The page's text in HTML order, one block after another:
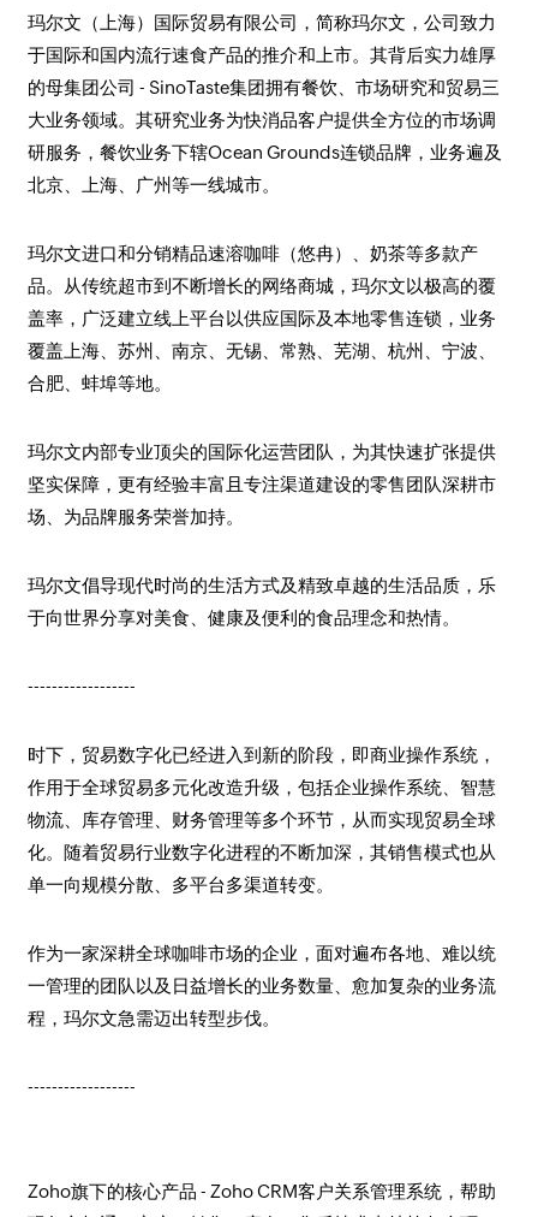
玛尔文（上海）国际贸易有限公司，简称玛尔文，公司致力
于国际和国内流行速食产品的推介和上市。其背后实力雄厚
的母集团公司 - SinoTaste集团拥有餐饮、市场研究和贸易三
大业务领域。其研究业务为快消品客户提供全方位的市场调
研服务，餐饮业务下辖Ocean Grounds连锁品牌，业务遍及
北京、上海、广州等一线城市。
玛尔文进口和分销精品速溶咖啡（悠冉）、奶茶等多款产
品。从传统超市到不断增长的网络商城，玛尔文以极高的覆
盖率，广泛建立线上平台以供应国际及本地零售连锁，业务
覆盖上海、苏州、南京、无锡、常熟、芜湖、杭州、宁波、
合肥、蚌埠等地。
玛尔文内部专业顶尖的国际化运营团队，为其快速扩张提供
坚实保障，更有经验丰富且专注渠道建设的零售团队深耕市
场、为品牌服务荣誉加持。
玛尔文倡导现代时尚的生活方式及精致卓越的生活品质，乐
于向世界分享对美食、健康及便利的食品理念和热情。
------------------
时下，贸易数字化已经进入到新的阶段，即商业操作系统，
作用于全球贸易多元化改造升级，包括企业操作系统、智慧
物流、库存管理、财务管理等多个环节，从而实现贸易全球
化。随着贸易行业数字化进程的不断加深，其销售模式也从
单一向规模分散、多平台多渠道转变。
作为一家深耕全球咖啡市场的企业，面对遍布各地、难以统
一管理的团队以及日益增长的业务数量、愈加复杂的业务流
程，玛尔文急需迈出转型步伐。
------------------
Zoho旗下的核心产品 - Zoho CRM客户关系管理系统，帮助